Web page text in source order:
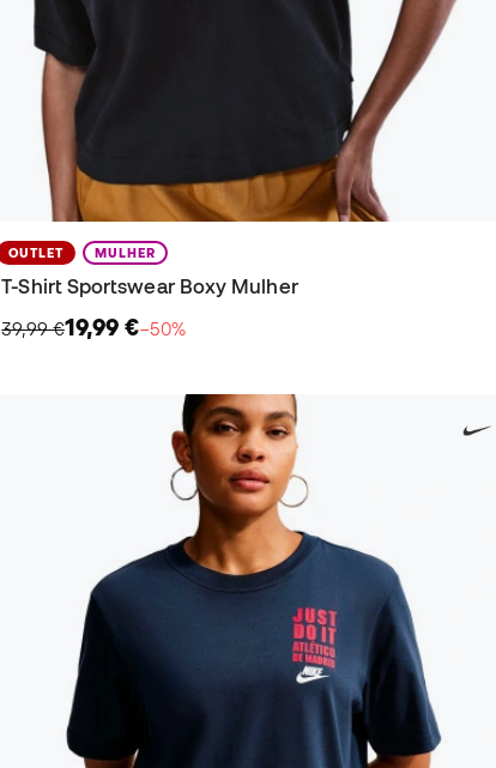
OUTLET MULHER
T-Shirt Sportswear Boxy Mulher
39,99 €19,99 €−50%